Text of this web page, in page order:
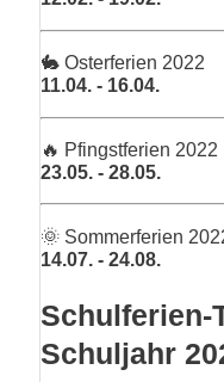
🐇 Osterferien 2022
11.04. - 16.04.
🔥 Pfingstferien 2022
23.05. - 28.05.
🌞 Sommerferien
14.07. - 24.08.
Schulferien-
Schuljahr